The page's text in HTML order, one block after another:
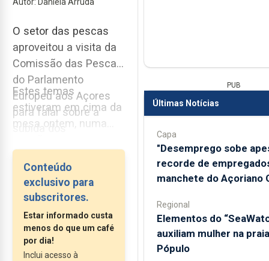
O setor das pescas
aproveitou a visita da
Comissão das Pescas
do Parlamento
Europeu aos Açores
para falar sobre a
subida dos
quotas de atum e a
falta de apoios
adaptados à realidade
da Região.
Estes temas
estiveram em cima da
mesa ontem, numa
eurodeputados, vários
representantes do
setor das pescas e
também entidades
regionais, em Rabo de
Peixe. Falou-se dos...
Conteúdo
exclusivo para
subscritores.
Estar informado custa
menos do que um café
por dia!
Inclui acesso à
PUB
Últimas Notícias
Capa
"Desemprego sobe
recorde de
manchete do Açoriano
Regional
​Elementos do
auxiliam mulher na
Pópulo